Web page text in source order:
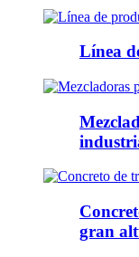
Línea
gran